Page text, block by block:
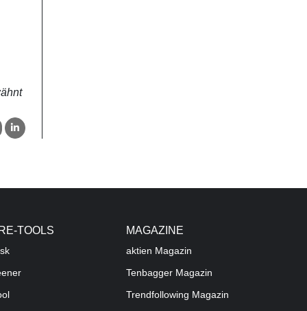
TOOLS MAGAZINE
aktien Magazin
Tenbagger Magazin
Trendfollowing Magazin